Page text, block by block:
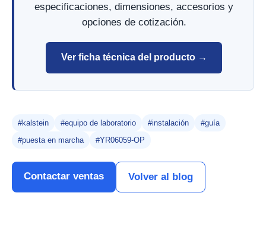
especificaciones, dimensiones, accesorios y
opciones de cotización.
Ver ficha técnica del producto →
#kalstein #equipo de laboratorio #instalación
#guía
#puesta en marcha
#YR06059-OP
Contactar ventas Volver al blog